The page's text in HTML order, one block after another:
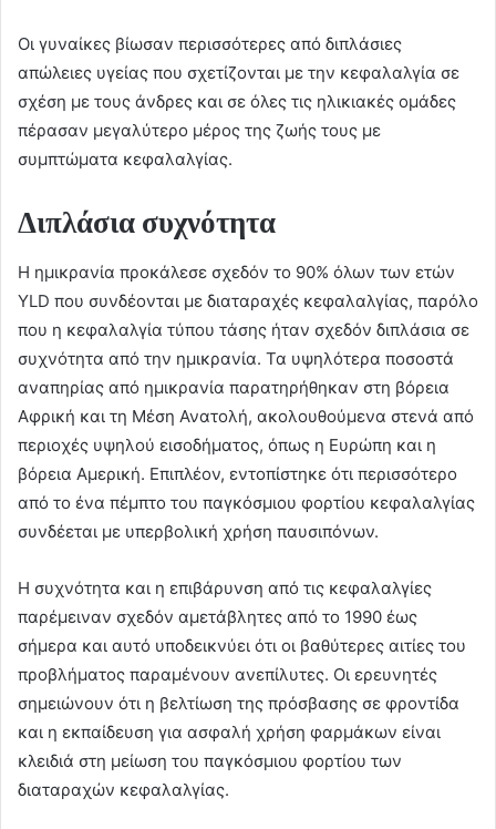
Οι γυναίκες βίωσαν περισσότερες από διπλάσιες
απώλειες υγείας που σχετίζονται με την κεφαλαλγία σε
σχέση με τους άνδρες και σε όλες τις ηλικιακές ομάδες
πέρασαν μεγαλύτερο μέρος της ζωής τους με
συμπτώματα κεφαλαλγίας.
Διπλάσια συχνότητα
Η ημικρανία προκάλεσε σχεδόν το 90% όλων των ετών
YLD που συνδέονται με διαταραχές κεφαλαλγίας, παρόλο
που η κεφαλαλγία τύπου τάσης ήταν σχεδόν διπλάσια σε
συχνότητα από την ημικρανία. Τα υψηλότερα ποσοστά
αναπηρίας από ημικρανία παρατηρήθηκαν στη βόρεια
Αφρική και τη Μέση Ανατολή, ακολουθούμενα στενά από
περιοχές υψηλού εισοδήματος, όπως η Ευρώπη και η
βόρεια Αμερική. Επιπλέον, εντοπίστηκε ότι περισσότερο
από το ένα πέμπτο του παγκόσμιου φορτίου κεφαλαλγίας
συνδέεται με υπερβολική χρήση παυσιπόνων.
Η συχνότητα και η επιβάρυνση από τις κεφαλαλγίες
παρέμειναν σχεδόν αμετάβλητες από το 1990 έως
σήμερα και αυτό υποδεικνύει ότι οι βαθύτερες αιτίες του
προβλήματος παραμένουν ανεπίλυτες. Οι ερευνητές
σημειώνουν ότι η βελτίωση της πρόσβασης σε φροντίδα
και η εκπαίδευση για ασφαλή χρήση φαρμάκων είναι
κλειδιά στη μείωση του παγκόσμιου φορτίου των
διαταραχών κεφαλαλγίας.